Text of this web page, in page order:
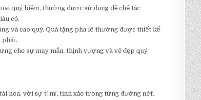
quý hiếm, thường được sử dụng để chế tác
có.
và cao quý. Quà tặng pha lê thường được thiết kế
phái.
cho sự may mắn, thịnh vượng và vẻ đẹp quý
hoa, với sự tỉ mỉ, tinh xảo trong từng đường nét.